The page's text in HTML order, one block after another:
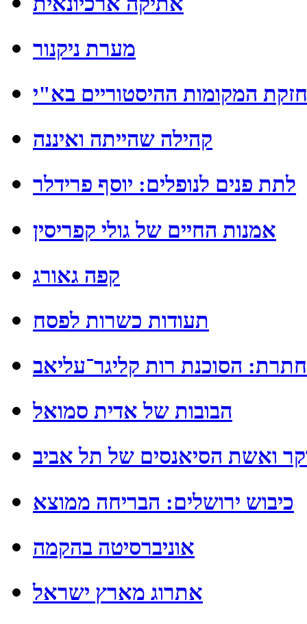
מערת ניקנור
המקומות ההיסטוריים בא"י
קהילה שהייתה ואיננה
לתת פנים לנופלים: יוסף פרידלר
אמנות החיים של גולי קפריסין
קפה גאורג
תעודות כשרות לפסח
הסוכנת רות קליגר־עליאב
הבובות של אדית סמואל
ואשת הסיאנסים של תל אביב
כיבוש ירושלים: הבריחה ממוצא
אוניברסיטה בהקמה
אתרוג מארץ ישראל